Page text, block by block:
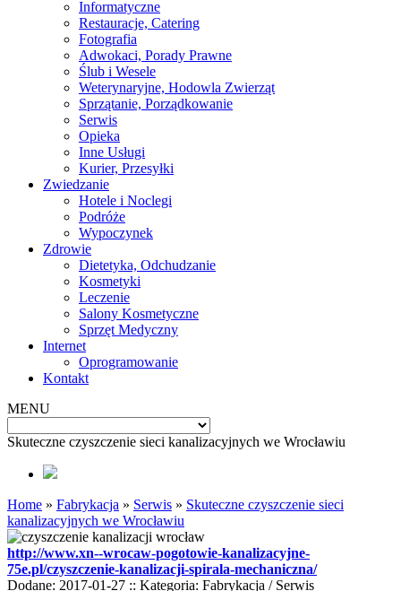
Informatyczne
Restauracje, Catering
Fotografia
Adwokaci, Porady Prawne
Ślub i Wesele
Weterynaryjne, Hodowla Zwierząt
Sprzątanie, Porządkowanie
Serwis
Opieka
Inne Usługi
Kurier, Przesyłki
Zwiedzanie
Hotele i Noclegi
Podróże
Wypoczynek
Zdrowie
Dietetyka, Odchudzanie
Kosmetyki
Leczenie
Salony Kosmetyczne
Sprzęt Medyczny
Internet
Oprogramowanie
Kontakt
MENU
Skuteczne czyszczenie sieci kanalizacyjnych we Wrocławiu
Home » Fabrykacja » Serwis » Skuteczne czyszczenie sieci
kanalizacyjnych we Wrocławiu
http://www.xn--wrocaw-pogotowie-kanalizacyjne-
75e.pl/czyszczenie-kanalizacji-spirala-mechaniczna/
Dodane: 2017-01-27 :: Kategoria: Fabrykacja / Serwis